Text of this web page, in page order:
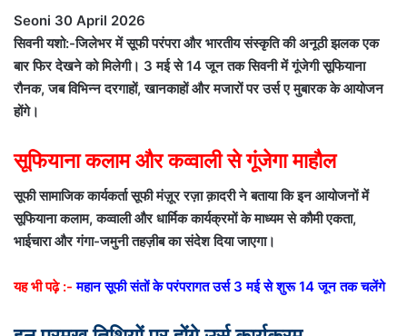
Seoni 30 April 2026
सिवनी यशो:-जिलेभर में सूफी परंपरा और भारतीय संस्कृति की अनूठी झलक एक
बार फिर देखने को मिलेगी। 3 मई से 14 जून तक सिवनी में गूंजेगी सूफियाना
रौनक, जब विभिन्न दरगाहों, खानकाहों और मजारों पर उर्स ए मुबारक के आयोजन
होंगे।
सूफियाना कलाम और कव्वाली से गूंजेगा माहौल
सूफी सामाजिक कार्यकर्ता सूफी मंज़ूर रज़ा क़ादरी ने बताया कि इन आयोजनों में
सूफियाना कलाम, कव्वाली और धार्मिक कार्यक्रमों के माध्यम से कौमी एकता,
भाईचारा और गंगा-जमुनी तहज़ीब का संदेश दिया जाएगा।
यह भी पढ़े :-महान सूफी संतों के परंपरागत उर्स 3 मई से शुरू 14 जून तक चलेंगे